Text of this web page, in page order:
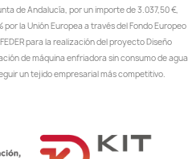
de Andalucía, por un importe de 3.037,50 €,
la Unión Europea a través del Fondo Europeo
para la realización del proyecto Diseño
de máquina enfriadora sin consumo de agua
un tejido empresarial más competitivo.